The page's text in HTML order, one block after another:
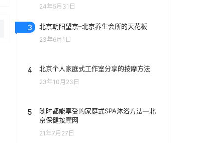
24年5月31日
3 北京朝阳望京–北京养生会所的天花板
23年6月1日
4 北京个人家庭式工作室分享的按摩方法
23年10月23日
5
随时都能享受的家庭式SPA沐浴方法—北
京保健按摩网
21年7月27日